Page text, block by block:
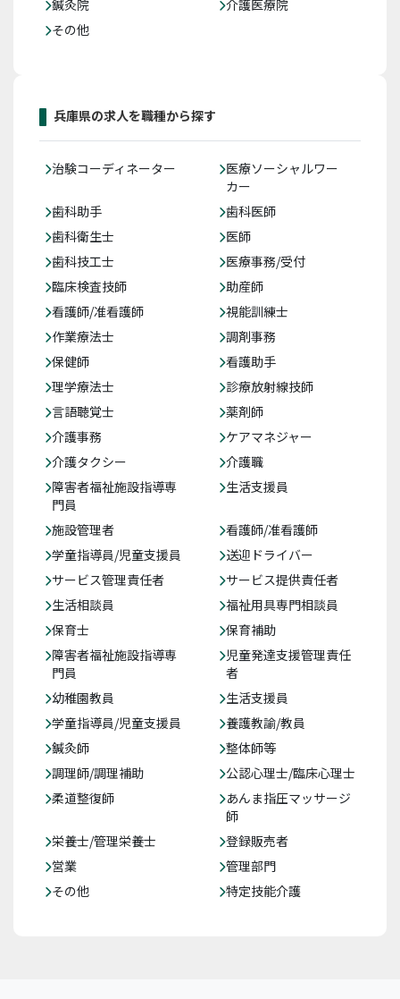
鍼灸院
介護医療院
その他
兵庫県の求人を職種から探す
治験コーディネーター
医療ソーシャルワー
カー
歯科助手
歯科医師
歯科衛生士
医師
歯科技工士
医療事務/受付
臨床検査技師
助産師
看護師/准看護師
視能訓練士
作業療法士
調剤事務
保健師
看護助手
理学療法士
診療放射線技師
言語聴覚士
薬剤師
介護事務
ケアマネジャー
介護タクシー
介護職
障害者福祉施設指導専
門員
生活支援員
施設管理者
看護師/准看護師
学童指導員/児童支援員
送迎ドライバー
サービス管理責任者
サービス提供責任者
生活相談員
福祉用具専門相談員
保育士
保育補助
障害者福祉施設指導専
門員
児童発達支援管理責任
者
幼稚園教員
生活支援員
学童指導員/児童支援員
養護教諭/教員
鍼灸師
整体師等
調理師/調理補助
公認心理士/臨床心理士
柔道整復師
あんま指圧マッサージ
師
栄養士/管理栄養士
登録販売者
営業
管理部門
その他
特定技能介護